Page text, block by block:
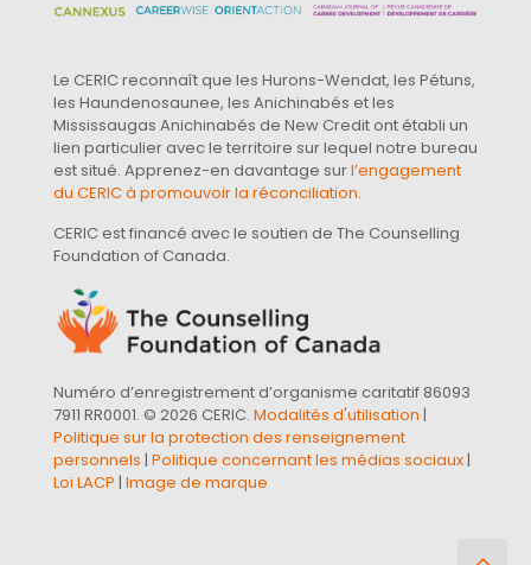
Le CERIC reconnaît que les Hurons-Wendat, les Pétuns,
les Haundenosaunee, les Anichinabés et les
Mississaugas Anichinabés de New Credit ont établi un
lien particulier avec le territoire sur lequel notre bureau
est situé. Apprenez-en davantage surl’engagement
du CERIC à promouvoir la réconciliation.
CERIC est financé avec le soutien de The Counselling
Foundation of Canada.
Numéro d’enregistrement d’organisme caritatif 86093
7911 RR0001. © 2026 CERIC. Modalités d'utilisation |
Politique sur la protection des renseignement
personnels | Politique concernant les médias sociaux|
Loi LACP | Image de marque